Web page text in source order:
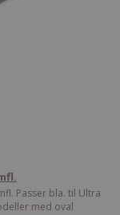
Passer bla. til Ultra
med oval